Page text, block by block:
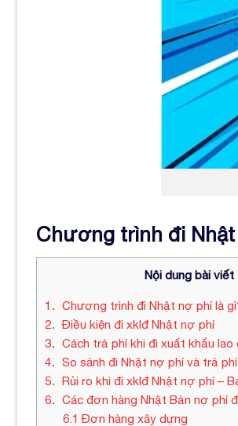
Chương trình đi
Nội dung bài viết
1
Chương trình đi Nhật nợ phí là
2
Điều kiện đi xklđ Nhật nợ phí
3
Cách trả phí khi đi xuất khẩu
4
So sánh đi Nhật nợ phí và trả
5
Rủi ro khi đi xklđ Nhật nợ phí –
6
Các đơn hàng Nhật Bản nợ phí
6.1 Đơn hàng xây dựng